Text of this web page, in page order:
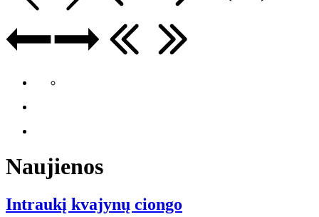
Naujienos
Intraukį kvajynų ciongo